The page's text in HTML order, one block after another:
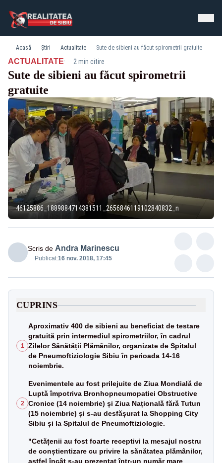
Acasă Știri Actualitate Sute de sibieni au făcut spirometrii gratuite
ACTUALITATE· 2 min citire
Sute de sibieni au făcut spirometrii
gratuite
46125886_1889884714381511_2656846119102840832_n
Scris de Andra Marinescu
Publicat:16 nov. 2018, 17:45
CUPRINS
1
Aproximativ 400 de sibieni au beneficiat de testare
gratuită prin intermediul spirometriilor, în cadrul
Zilelor Sănătății Plămânilor, organizate de Spitalul
de Pneumoftiziologie Sibiu în perioada 14-16
noiembrie.
2
Evenimentele au fost prilejuite de Ziua Mondială de
Luptă împotriva Bronhopneumopatiei Obstructive
Cronice (14 noiembrie) și Ziua Națională fără Tutun
(15 noiembrie) și s-au desfășurat la Shopping City
Sibiu și la Spitalul de Pneumoftiziologie.
"Cetățenii au fost foarte receptivi la mesajul nostru
de conștientizare cu privire la sănătatea plămânilor,
astfel încât s-au prezentat într-un număr mare